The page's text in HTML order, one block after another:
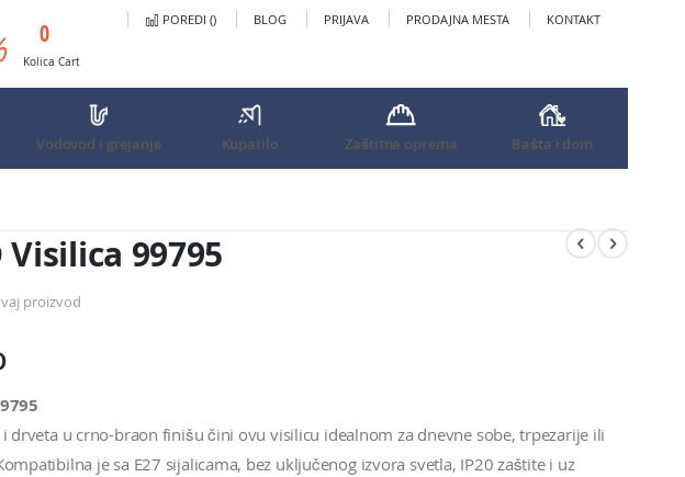
POREDI () BLOG PRIJAVA PRODAJNA MESTA KONTAKT
0predmeta
Kolica Cart
Vodovod i grejanje Kupatilo Zaštitna oprema Bašta i dom
Visilica 99795
proizvod
drveta u crno-braon finišu čini ovu visilicu idealnom za dnevne sobe, trpezarije ili
je sa E27 sijalicama, bez uključenog izvora svetla, IP20 zaštite i uz